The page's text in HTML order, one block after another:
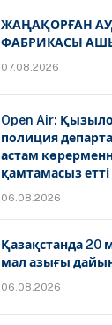
ЖАҢАҚОРҒАН
ФАБРИКАСЫ
07.08.2026
Open Air:
полиция
астам
қамтамасыз етті
06.08.2026
Қазақстанда 20
мал азығы
06.08.2026